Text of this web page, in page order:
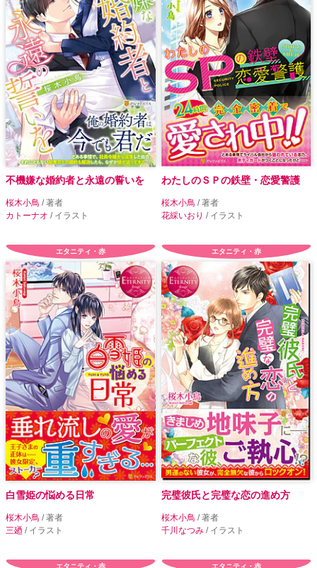
不機嫌な婚約者と永遠の誓いを
桜木小鳥 / 著者
カトーナオ / イラスト
わたしのＳＰの鉄壁・恋愛警護
桜木小鳥 / 著者
花綵いおり / イラスト
エタニティ・赤
白雪姫の悩める日常
桜木小鳥 / 著者
三廼 / イラスト
エタニティ・赤
完璧彼氏と完璧な恋の進め方
桜木小鳥 / 著者
千川なつみ / イラスト
エタニティ・赤 エタニティ・赤